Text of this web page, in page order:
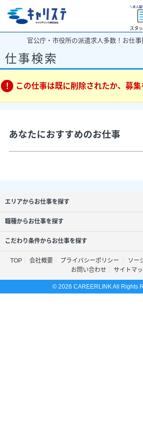
スタ
官公庁・市役所の派遣求人多数！お仕
仕事検索
この仕事は既に削除されたか、募集
あなたにおすすめのお仕事
エリアからお仕事を探す
職種からお仕事を探す
こだわり条件からお仕事を探す
TOP 会社概要 プライバシーポリシー
ソー
お問い合わせ
サイトマ
© 2026 CAREERLINK All Rights